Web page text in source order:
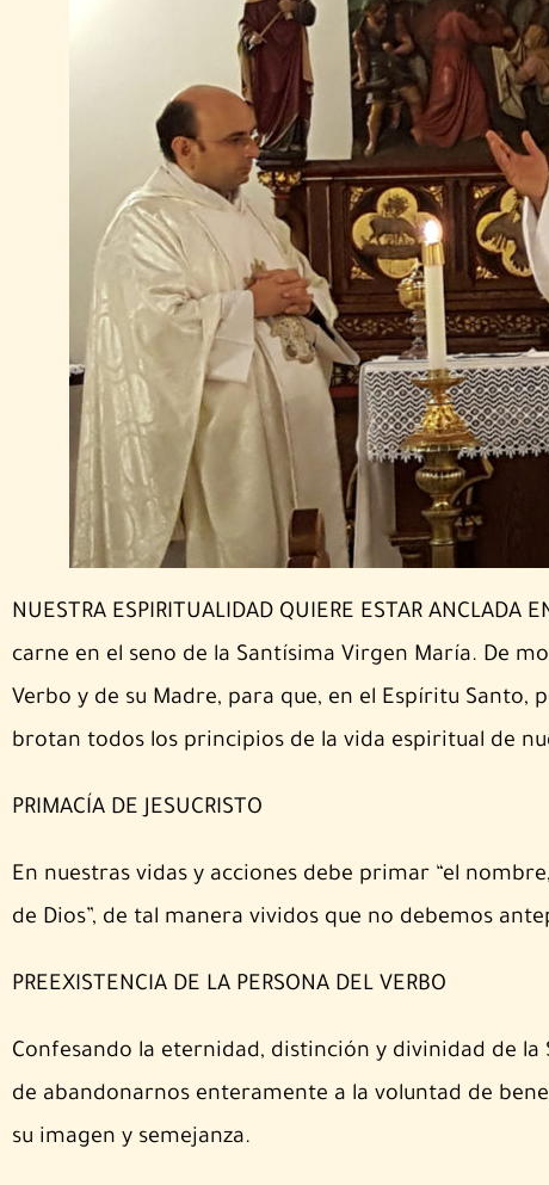
NUESTRA ESPIRITUALIDAD QUIERE ESTAR
carne en el seno de la Santísima Virgen María. De
Verbo y de su Madre, para que, en el Espíritu
brotan todos los principios de la vida espiritual de
PRIMACÍA DE JESUCRISTO
En nuestras vidas y acciones debe primar “el
de Dios”, de tal manera vividos que no debemos
PREEXISTENCIA DE LA PERSONA DEL VERBO
Confesando la eternidad, distinción y divinidad de
de abandonarnos enteramente a la voluntad de
su imagen y semejanza.